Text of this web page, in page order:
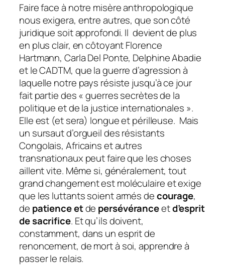
Faire face à notre misère anthropologique
nous exigera, entre autres, que son côté
juridique soit approfondi. Il devient de plus
en plus clair, en côtoyant Florence
Hartmann, Carla Del Ponte, Delphine Abadie
et le CADTM, que la guerre d’agression à
laquelle notre pays résiste jusqu’à ce jour
fait partie des « guerres secrètes de la
politique et de la justice internationales ».
Elle est (et sera) longue et périlleuse. Mais
un sursaut d’orgueil des résistants
Congolais, Africains et autres
transnationaux peut faire que les choses
aillent vite. Même si, généralement, tout
grand changement est moléculaire et exige
que les luttantssoient armés decourage,
de patience etde persévéranceetd’esprit
de sacrifice. Et qu’ils doivent,
constamment, dans un esprit de
renoncement, de mort à soi, apprendre à
passer le relais.